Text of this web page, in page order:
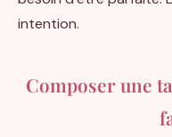
intention.
Composer une